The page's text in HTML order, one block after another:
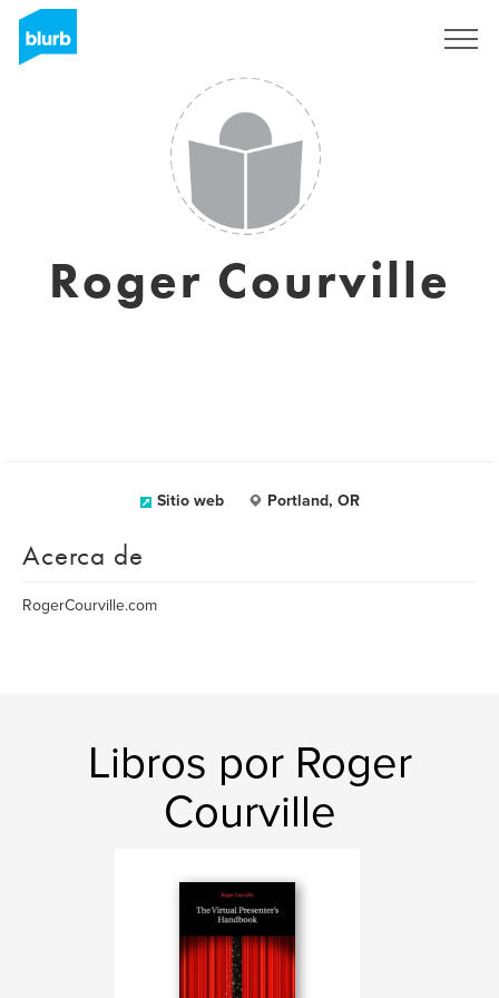
Roger Courville
Sitio web Portland, OR
Acerca de
RogerCourville.com
Libros por Roger
Courville